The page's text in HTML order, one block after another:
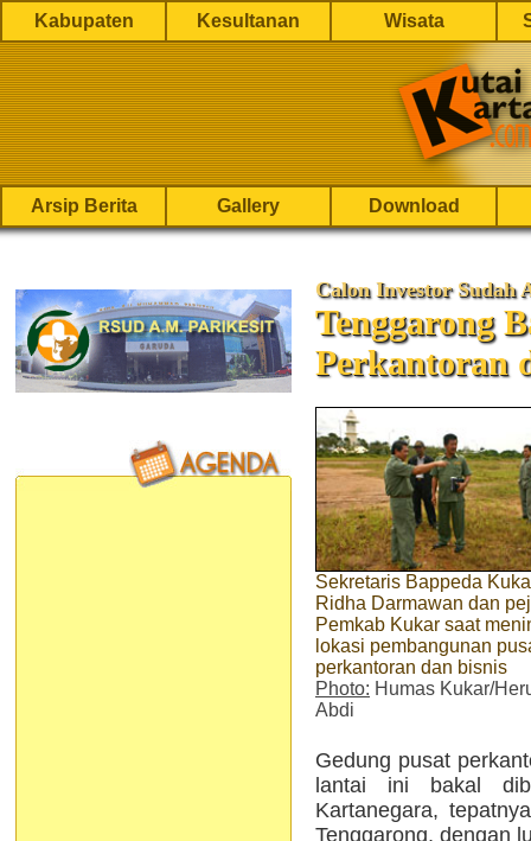
Kabupaten Kesultanan Wisata
Arsip Berita Gallery Download
Calon Investor Sudah
Tenggarong
Perkantoran
Sekretaris Bappeda
Ridha Darmawan dan
Pemkab Kukar saat
lokasi pembangunan
perkantoran dan bisnis
Photo: Humas Kukar/
Abdi
Gedung pusat
lantai ini bakal
Kartanegara,
Tenggarong, dengan